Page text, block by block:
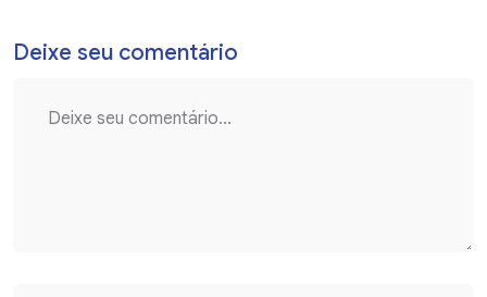
Deixe seu comentário